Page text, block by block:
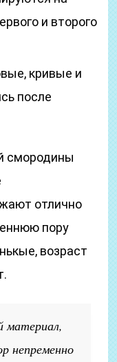
и второго
кривые и
после
смородины
отлично
пору
возраст
материал,
непременно